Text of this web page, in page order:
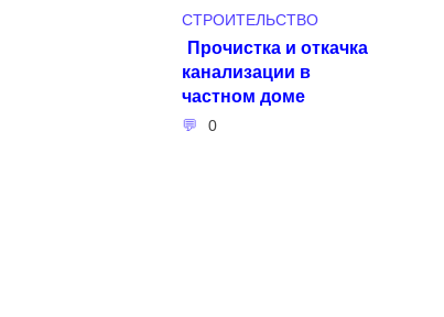
СТРОИТЕЛЬСТВО
Прочистка и откачка
канализации в
частном доме
0